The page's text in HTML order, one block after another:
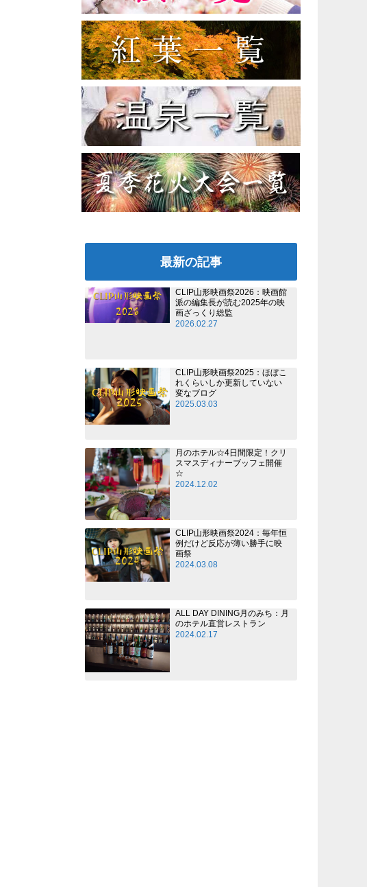
最新の記事
CLIP山形映画祭2026：映画館
派の編集長が読む2025年の映
画ざっくり総監
2026.02.27
CLIP山形映画祭2025：ほぼこ
れくらいしか更新していない
変なブログ
2025.03.03
月のホテル☆4日間限定！クリ
スマスディナーブッフェ開催
☆
2024.12.02
CLIP山形映画祭2024：毎年恒
例だけど反応が薄い勝手に映
画祭
2024.03.08
ALL DAY DINING月のみち：月
のホテル直営レストラン
2024.02.17